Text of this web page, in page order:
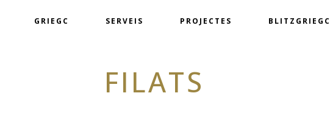
GRIEGC SERVEIS PROJECTES BLITZGRIEGC
FILATS